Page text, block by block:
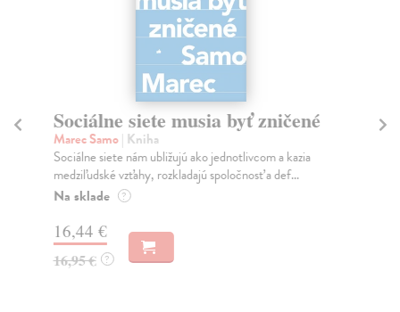
Sociálne siete musia byť zničené
Marec Samo| Kniha
Sociálne siete nám ubližujú ako jednotlivcom a kazia
medziľudské vzťahy, rozkladajú spoločnosť a def...
Na sklade ?
16,44 €
16,95 € ?